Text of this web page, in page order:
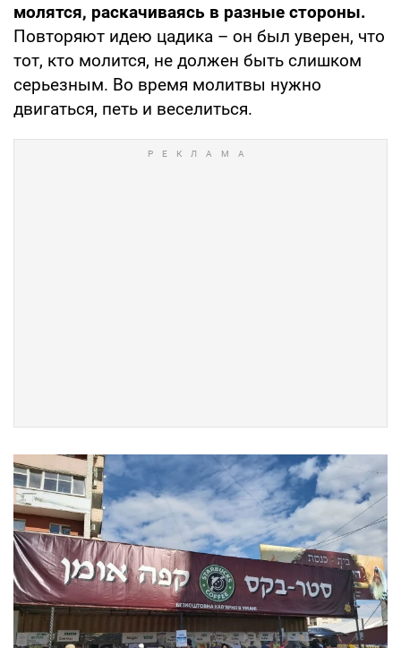
молятся, раскачиваясь в разные стороны.
Повторяют идею цадика – он был уверен, что
тот, кто молится, не должен быть слишком
серьезным. Во время молитвы нужно
двигаться, петь и веселиться.